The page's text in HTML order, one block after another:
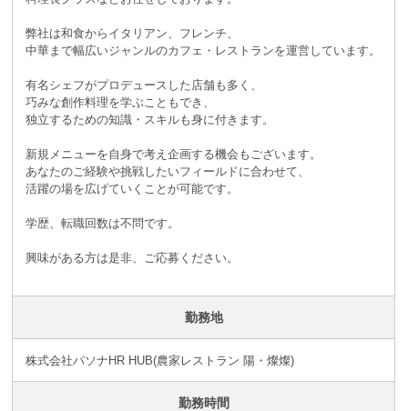
弊社は和食からイタリアン、フレンチ、
中華まで幅広いジャンルのカフェ・レストランを運営しています。
有名シェフがプロデュースした店舗も多く、
巧みな創作料理を学ぶこともでき、
独立するための知識・スキルも身に付きます。
新規メニューを自身で考え企画する機会もございます。
あなたのご経験や挑戦したいフィールドに合わせて、
活躍の場を広げていくことが可能です。
学歴、転職回数は不問です。
興味がある方は是非、ご応募ください。
勤務地
株式会社パソナHR HUB(農家レストラン 陽・燦燦)
勤務時間